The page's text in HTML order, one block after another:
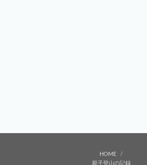
HOME
親子登山の記録